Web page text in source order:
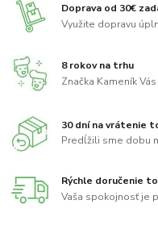
Doprava od 30€
Využite dopravu
8 rokov na trhu
Značka Kameník
30 dní na vrátenie
Predĺžili sme dobu
Rýchle doručenie
Vaša spokojnosť je